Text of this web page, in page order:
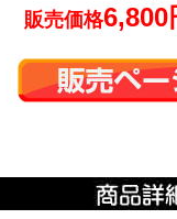
販売価格6,800